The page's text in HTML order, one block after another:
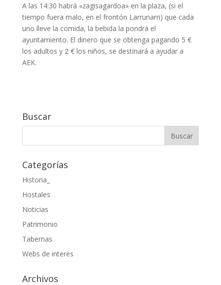
A las 14:30 habrá «zagisagardoa» en la plaza, (si el
tiempo fuera malo, en el frontón Larrunarri) que cada
uno lleve la comida, la bebida la pondrá el
ayuntamiento. El dinero que se obtenga pagando 5 €
los adultos y 2 € los niños, se destinará a ayudar a
AEK.
Buscar
Categorías
Historia_
Hostales
Noticias
Patrimonio
Tabernas
Webs de interes
Archivos